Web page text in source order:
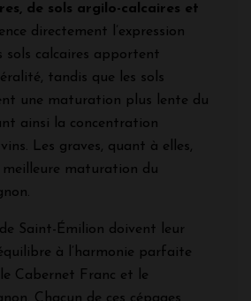
de sols argilo-calcaires et
directement l’expression
sols calcaires apportent
tandis que les sols
une maturation plus lente du
ainsi la concentration
Les graves, quant à elles,
maturation du
Saint-Émilion doivent leur
à l’harmonie parfaite
Cabernet Franc et le
Chacun de ces cépages